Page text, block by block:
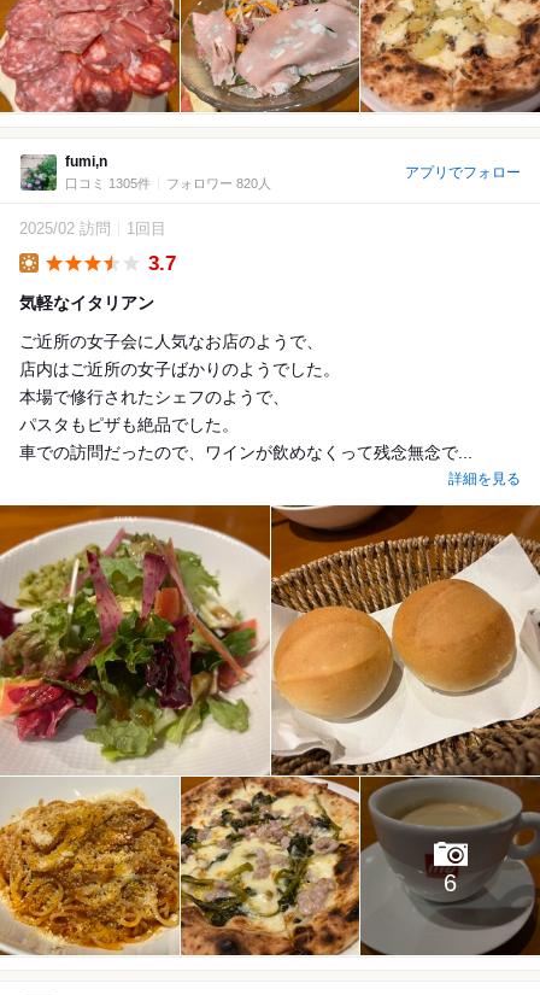
fumi,n
口コミ 1305件 フォロワー 820人
アプリでフォロー
2025/02 訪問 1回目
3.7
気軽なイタリアン
ご近所の女子会に人気なお店のようで、
店内はご近所の女子ばかりのようでした。
本場で修行されたシェフのようで、
パスタもピザも絶品でした。
車での訪問だったので、ワインが飲めなくって残念無念で...
詳細を見る
6